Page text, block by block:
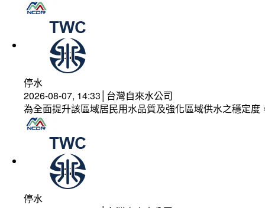
停水
2026-08-07, 14:33│台灣自來水公司
為全面提升該區域居民用水品質及強化區域供水之穩定
停水